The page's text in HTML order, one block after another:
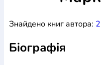
Шлюб і сім`я
ПеріодикаАудіо Ручки
БлокнотиЩоденники /
Знайдено книг автора: 2
Біографія